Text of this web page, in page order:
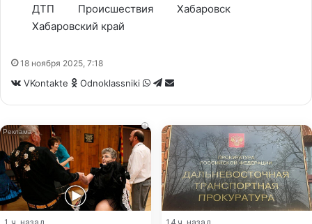
ДТП
Происшествия
Хабаровск
Хабаровский край
18 ноября 2025, 7:18
VKontakte Odnoklassniki WhatsApp
Telegram
Share
i